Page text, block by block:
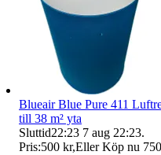
Blueair Blue Pure 411
till 38 m² yta
Sluttid22:23 7 aug 22:23.
Pris:500 kr,Eller Köp nu